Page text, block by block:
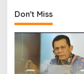
a
v
i
a
Don't Miss